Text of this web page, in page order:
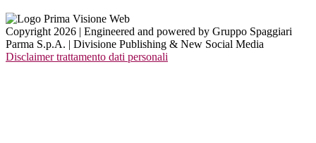
Copyright 2026 | Engineered and powered by Gruppo Spaggiari
Parma S.p.A. | Divisione Publishing & New Social Media
Disclaimer trattamento dati personali